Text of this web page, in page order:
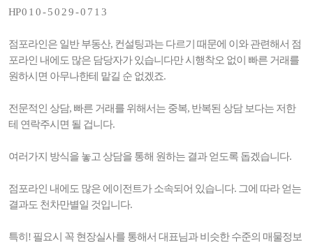
HP 0 1 0 - 5 0 2 9 - 0 7 1 3
점포라인은 일반 부동산, 컨설팅과는 다르기 때문에 이와 관련해서 점
포라인 내에도 많은 담당자가 있습니다만 시행착오 없이 빠른 거래를
원하시면 아무나한테 맡길 순 없겠죠.
전문적인 상담, 빠른 거래를 위해서는 중복, 반복된 상담 보다는 저한
테 연락주시면 될 겁니다.
여러가지 방식을 놓고 상담을 통해 원하는 결과 얻도록 돕겠습니다.
점포라인 내에도 많은 에이전트가 소속되어 있습니다. 그에 따라 얻는
결과도 천차만별일 것입니다.
특히! 필요시 꼭 현장실사를 통해서 대표님과 비슷한 수준의 매물정보